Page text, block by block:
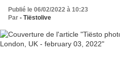
Publié le 06/02/2022 à 10:23
Par - Tiëstolive